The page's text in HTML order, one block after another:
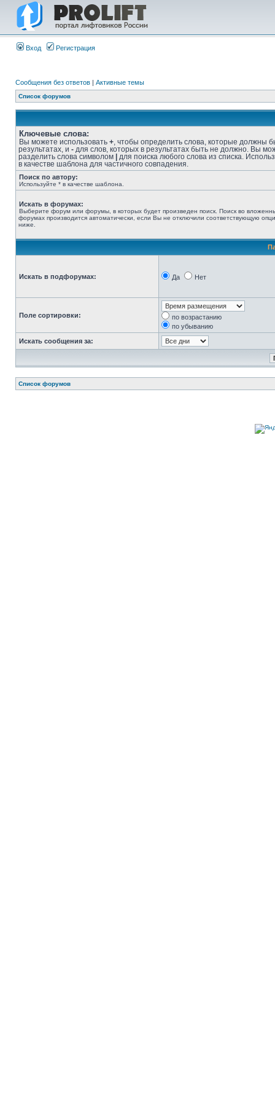
Вход Регистрация
Сообщения без ответов | Активные темы
Список форумов
Ключевые слова:
Вы можете использовать + , чтобы определить слова, которые должны
результатах, и - для слов, которых в результатах быть не должно. Вы
разделить слова символом
для поиска любого слова из списка.
в качестве шаблона для частичного совпадения.
Поиск по автору:
Используйте * в качестве шаблона.
Искать в форумах:
Выберите форум или форумы, в которых будет произведен поиск. Поиск во
форумах производится автоматически, если Вы не отключили соответствующую
ниже.
Искать в подфорумах: Да Нет
Поле сортировки:
по возрастанию
по убыванию
Искать сообщения за:
Список форумов